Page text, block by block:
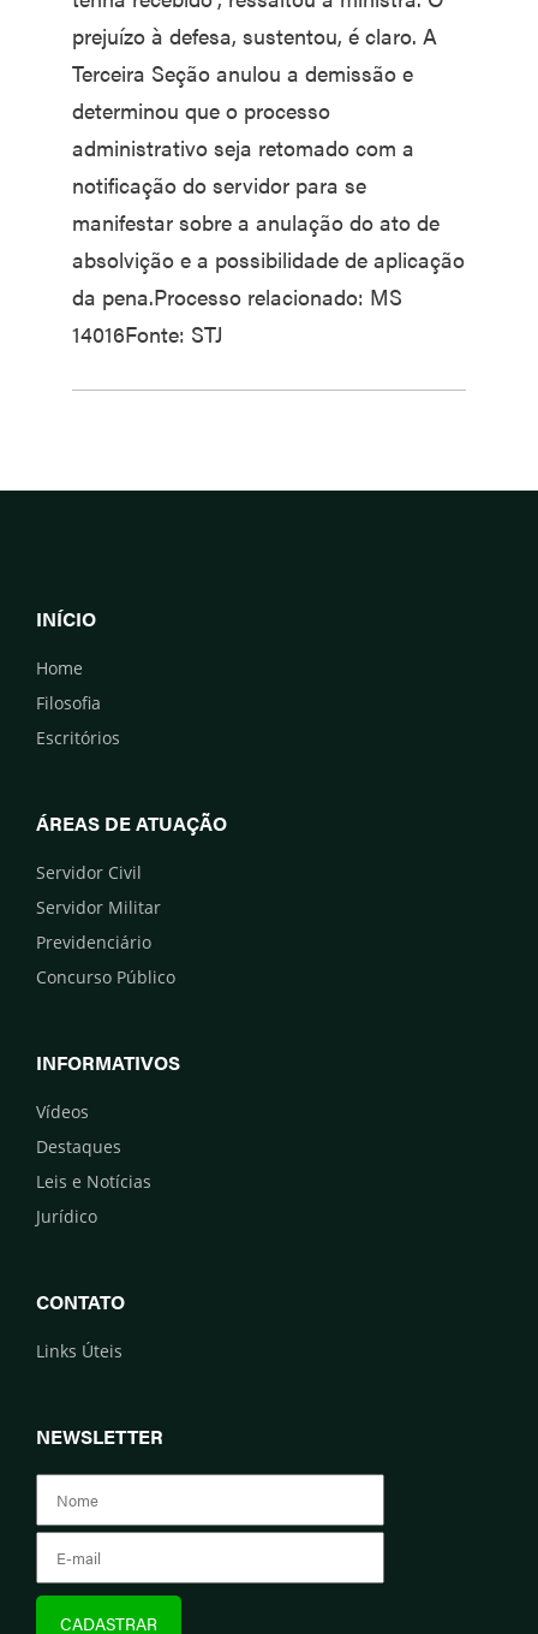
prejuízo à defesa, sustentou, é claro. A
Terceira Seção anulou a demissão e
determinou que o processo
administrativo seja retomado com a
notificação do servidor para se
manifestar sobre a anulação do ato de
absolvição e a possibilidade de aplicação
da pena.Processo relacionado: MS
14016Fonte: STJ
INÍCIO
Home
Filosofia
Escritórios
ÁREAS DE ATUAÇÃO
Servidor Civil
Servidor Militar
Previdenciário
Concurso Público
INFORMATIVOS
Vídeos
Destaques
Leis e Notícias
Jurídico
CONTATO
Links Úteis
NEWSLETTER